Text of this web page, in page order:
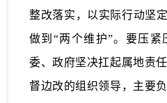
整改落实，以实际行动坚
做到“两个维护”。要压紧
委、政府坚决扛起属地责
督边改的组织领导，主要